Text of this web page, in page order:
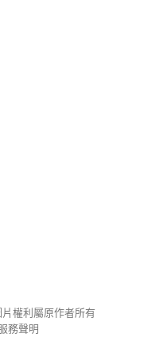
權利屬原作者所有
務聲明